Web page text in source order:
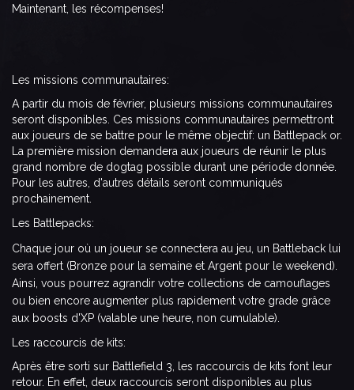
Maintenant, les récompenses!
Les missions communautaires:
A partir du mois de février, plusieurs missions communautaires
seront disponibles. Ces missions communautaires permettront
aux joueurs de se battre pour le même objectif: un Battlepack or.
La première mission demandera aux joueurs de réunir le plus
grand nombre de dogtag possible durant une période donnée.
Pour les autres, d'autres détails seront communiqués
prochainement.
Les Battlepacks:
Chaque jour où un joueur se connectera au jeu, un Battleback lui
sera offert (Bronze pour la semaine et Argent pour le weekend).
Ainsi, vous pourrez agrandir votre collections de camouflages
ou bien encore augmenter plus rapidement votre grade grâce
aux boosts d'XP (valable une heure, non cumulable).
Les raccourcis de kits:
Après être sorti sur Battlefield 3, les raccourcis de kits font leur
retour. En effet, deux raccourcis seront disponibles au plus